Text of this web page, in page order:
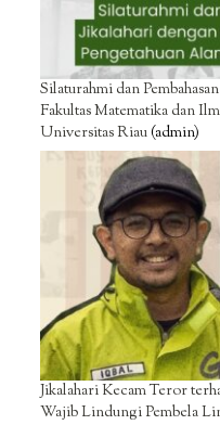
Silaturahmi dan
Fakultas Matematika dan
Universitas Riau(admin)
Jikalahari Kecam Teror
Wajib Lindungi Pembela